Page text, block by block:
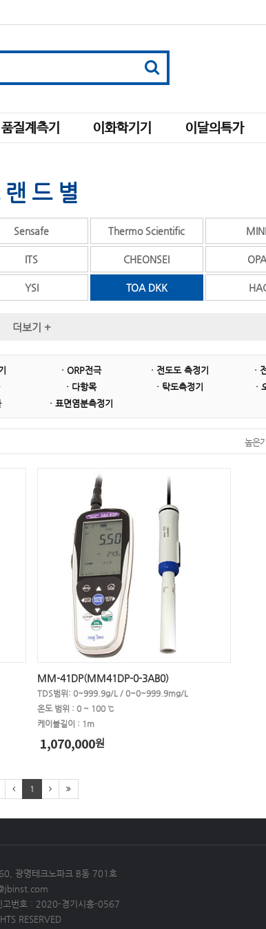
품질계측기 이화학기기 이달의특가
드별
Sensafe Thermo Scientific
ITS CHEONSEI
YSI TOA DKK
더보기 +
· ORP전극 · 전도도 측정기 ·
· 다항목 · 탁도측정기 ·
· 표면염분측정기
높은
MM-41DP(MM41DP-0-3AB0)
TDS범위: 0~999.9g/L / 0~0~999.9mg/L
온도 범위 : 0 ~ 100 ℃
케이블길이 : 1m
1,070,000원
1
광명테크노파크 B동 701호
고번호 : 2020-경기시흥-0567
RESERVED